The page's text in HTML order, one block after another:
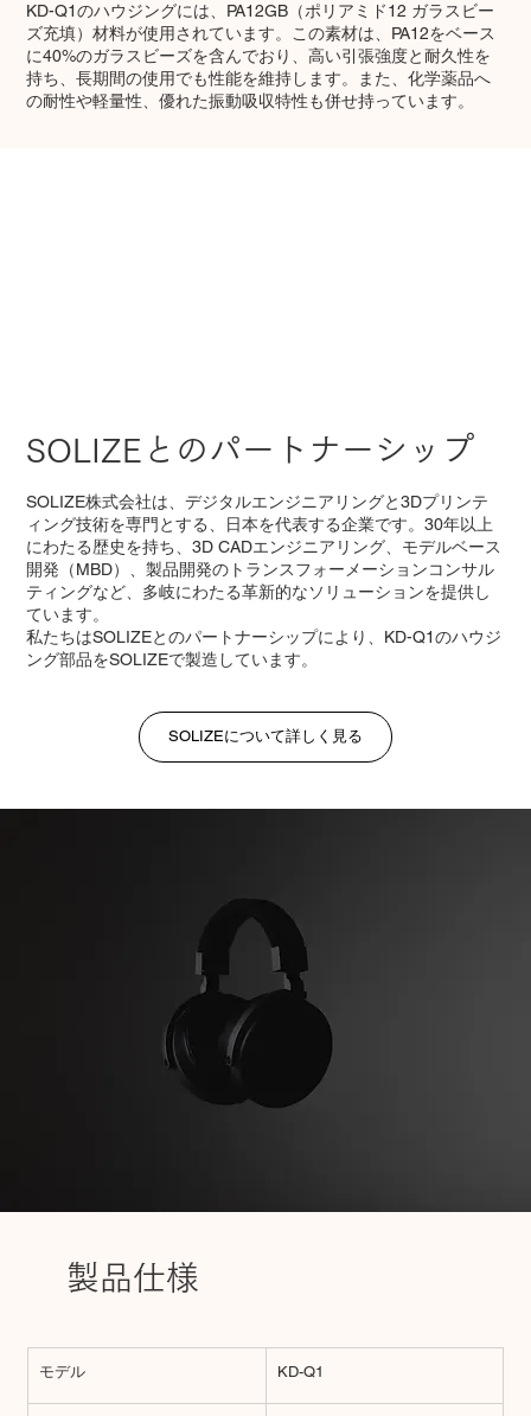
KD-Q1のハウジングには、PA12GB（ポリアミド12 ガラスビー
ズ充填）材料が使用されています。この素材は、PA12をベース
に40%のガラスビーズを含んでおり、高い引張強度と耐久性を
持ち、長期間の使用でも性能を維持します。また、化学薬品へ
の耐性や軽量性、優れた振動吸収特性も併せ持っています。
SOLIZEとのパートナーシップ
SOLIZE株式会社は、デジタルエンジニアリングと3Dプリンテ
ィング技術を専門とする、日本を代表する企業です。30年以上
にわたる歴史を持ち、3D CADエンジニアリング、モデルベース
開発（MBD）、製品開発のトランスフォーメーションコンサル
ティングなど、多岐にわたる革新的なソリューションを提供し
ています。
私たちはSOLIZEとのパートナーシップにより、KD-Q1のハウジ
ング部品をSOLIZEで製造しています。
SOLIZEについて詳しく見る
​製品仕様
モデル KD-Q1